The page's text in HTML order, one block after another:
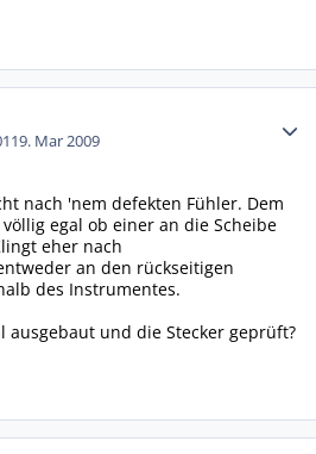
19. Mar 2009
nach 'nem defekten Fühler. Dem
egal ob einer an die Scheibe
eher nach
an den rückseitigen
des Instrumentes.
ausgebaut und die Stecker geprüft?